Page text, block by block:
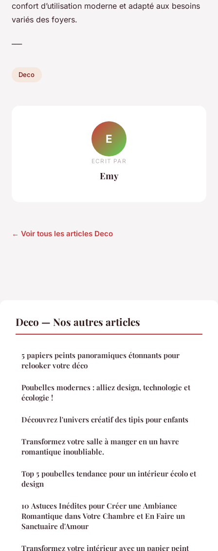
confort d’utilisation moderne et adapté aux besoins
variés des foyers.
Deco
E
ECRIT PAR
Emy
← Voir tous les articles Deco
Deco — Nos autres articles
5 papiers peints panoramiques étonnants pour
relooker votre déco
Poubelles modernes : alliez design, technologie et
écologie !
Découvrez l'univers créatif des tipis pour enfants
Transformez votre salle à manger en un havre
romantique inoubliable.
Top 5 poubelles tendance pour un intérieur écolo et
design
10 Astuces Inédites pour Créer une Ambiance
Romantique dans Votre Chambre et En Faire un
Sanctuaire d'Amour
Transformez votre intérieur avec un papier peint